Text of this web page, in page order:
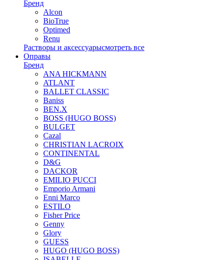
Бренд
Alcon
BioTrue
Optimed
Renu
Растворы и аксессуарысмотреть все
Оправы
Бренд
ANA HICKMANN
ATLANT
BALLET CLASSIC
Baniss
BEN.X
BOSS (HUGO BOSS)
BULGET
Cazal
CHRISTIAN LACROIX
CONTINENTAL
D&G
DACKOR
EMILIO PUCCI
Emporio Armani
Enni Marco
ESTILO
Fisher Price
Genny
Glory
GUESS
HUGO (HUGO BOSS)